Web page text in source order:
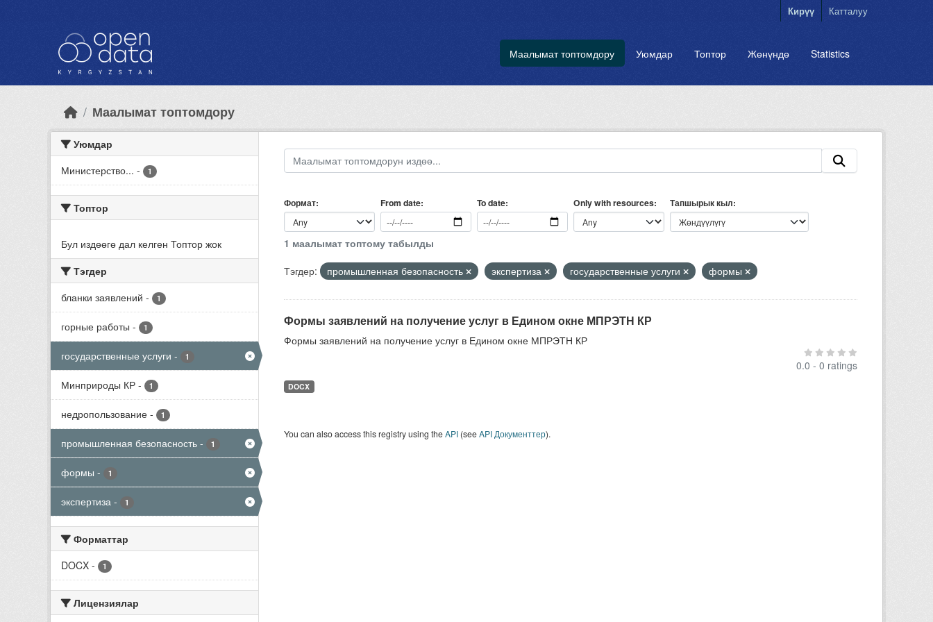
Кирүү Катталуу
Маалымат топтомдору Уюмдар Топтор Жөнүндө Statistics
Маалымат топтомдору
Уюмдар
Министерство... - 1
Топтор
Бул издөөгө дал келген Топтор жок
Тэгдер
бланки заявлений - 1
горные работы - 1
государственные услуги - 1
Минприроды КР - 1
недропользование - 1
промышленная безопасность - 1
формы - 1
экспертиза - 1
Форматтар
DOCX - 1
Лицензиялар
Формат From date To date Only with resources Тапшырык кыл
1 маалымат топтому табылды
Тэгдер:
промышленная безопасность экспертиза государственные услуги формы
Формы заявлений на получение услуг в Едином окне МПРЭТН КР
Формы заявлений на получение услуг в Едином окне МПРЭТН КР
0.0 - 0 ratings
DOCX
You can also access this registry using theAPI(seeAPI Документтер).